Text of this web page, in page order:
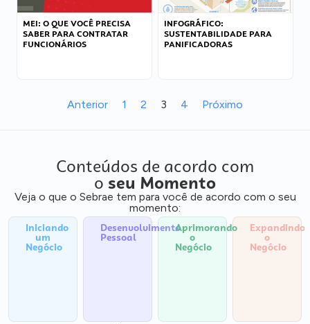
MEI: O QUE VOCÊ PRECISA
SABER PARA CONTRATAR
FUNCIONÁRIOS
INFOGRÁFICO:
SUSTENTABILIDADE PARA
PANIFICADORAS
Anterior 1 2 3 4 Próximo
Conteúdos de acordo com
o seu Momento
Veja o que o Sebrae tem para você de acordo com o seu
momento:
Iniciando
um
Negócio
Desenvolvimento
Pessoal
Aprimorando
o
Negócio
Expandindo
o
Negócio